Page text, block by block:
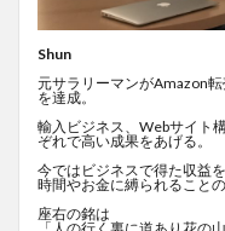
Shun
元サラリーマンがAmazon
を達成。
輸入ビジネス、Webサイト
ぞれで高い成果をあげる。
今ではビジネスで得た収益を
時間やお金に縛られること
座右の銘は